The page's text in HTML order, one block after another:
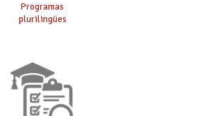
Programas
plurilingües